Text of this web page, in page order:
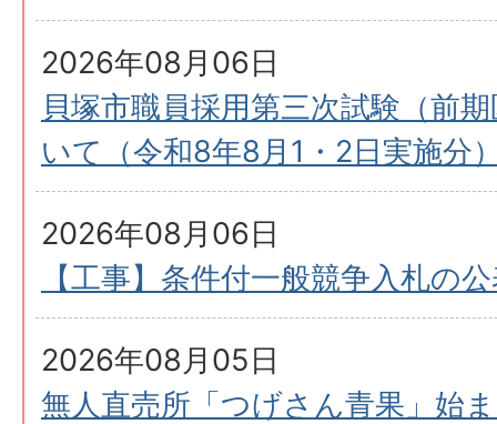
2026年08月06日
貝塚市職員採用第三次試験（前
いて（令和8年8月1・2日実施分
2026年08月06日
【工事】条件付一般競争入札の
2026年08月05日
無人直売所「つげさん青果」始